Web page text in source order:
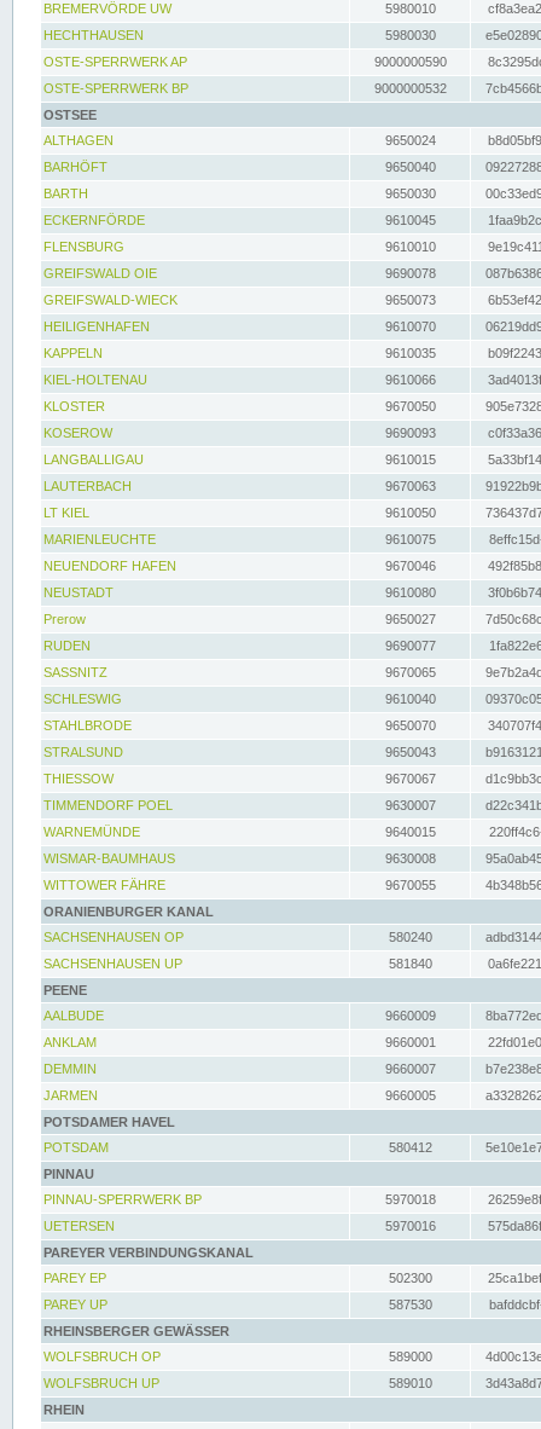
BREMERVÖRDE UW
5980010
HECHTHAUSEN
5980030
OSTE-SPERRWERK AP
9000000590
OSTE-SPERRWERK BP
9000000532
OSTSEE
ALTHAGEN
9650024
BARHÖFT
9650040
BARTH
9650030
ECKERNFÖRDE
9610045
FLENSBURG
9610010
GREIFSWALD OIE
9690078
GREIFSWALD-WIECK
9650073
HEILIGENHAFEN
9610070
KAPPELN
9610035
KIEL-HOLTENAU
9610066
KLOSTER
9670050
KOSEROW
9690093
LANGBALLIGAU
9610015
LAUTERBACH
9670063
LT KIEL
9610050
MARIENLEUCHTE
9610075
NEUENDORF HAFEN
9670046
NEUSTADT
9610080
Prerow
9650027
RUDEN
9690077
SASSNITZ
9670065
SCHLESWIG
9610040
STAHLBRODE
9650070
STRALSUND
9650043
THIESSOW
9670067
TIMMENDORF POEL
9630007
WARNEMÜNDE
9640015
WISMAR-BAUMHAUS
9630008
WITTOWER FÄHRE
9670055
ORANIENBURGER KANAL
SACHSENHAUSEN OP
580240
SACHSENHAUSEN UP
581840
PEENE
AALBUDE
9660009
ANKLAM
9660001
DEMMIN
9660007
JARMEN
9660005
POTSDAMER HAVEL
POTSDAM
580412
PINNAU
PINNAU-SPERRWERK BP
5970018
UETERSEN
5970016
PAREYER VERBINDUNGSKANAL
PAREY EP
502300
PAREY UP
587530
RHEINSBERGER GEWÄSSER
WOLFSBRUCH OP
589000
WOLFSBRUCH UP
589010
RHEIN